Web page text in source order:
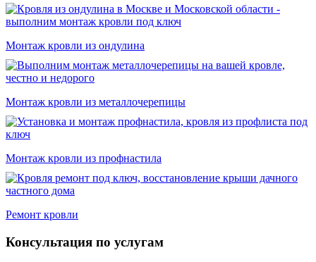
Монтаж кровли из ондулина
Монтаж кровли из металлочерепицы
Монтаж кровли из профнастила
Ремонт кровли
Консультация по услугам